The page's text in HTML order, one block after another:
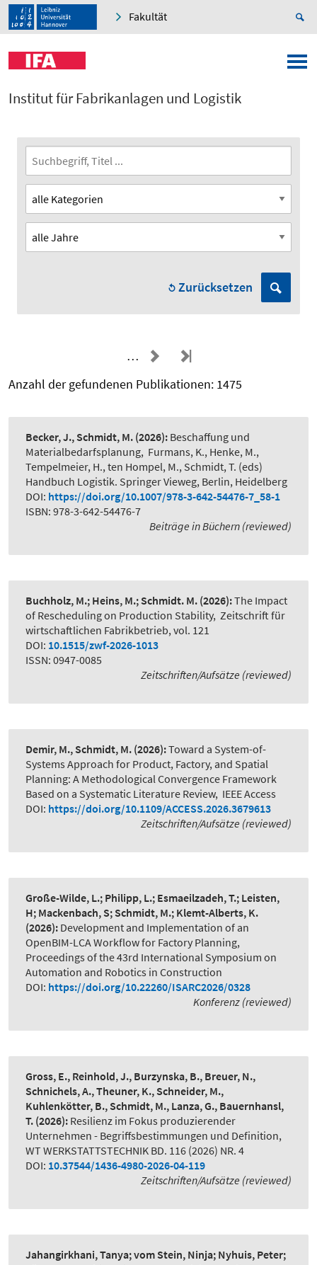
Fakultät
Institut für Fabrikanlagen und Logistik
Zurücksetzen
…
Anzahl der gefundenen Publikationen: 1475
Becker, J., Schmidt, M. (2026): Beschaffung und
Materialbedarfsplanung, Furmans, K., Henke, M.,
Tempelmeier, H., ten Hompel, M., Schmidt, T. (eds)
Handbuch Logistik. Springer Vieweg, Berlin, Heidelberg
DOI: https://doi.org/10.1007/978-3-642-54476-7_58-1
ISBN: 978-3-642-54476-7
Beiträge in Büchern (reviewed)
Buchholz, M.; Heins, M.; Schmidt. M. (2026):The Impact
of Rescheduling on Production Stability, Zeitschrift für
wirtschaftlichen Fabrikbetrieb, vol. 121
DOI: 10.1515/zwf-2026-1013
ISSN: 0947-0085
Zeitschriften/Aufsätze (reviewed)
Demir, M., Schmidt, M. (2026):Toward a System-of-
Systems Approach for Product, Factory, and Spatial
Planning: A Methodological Convergence Framework
Based on a Systematic Literature Review, IEEE Access
DOI: https://doi.org/10.1109/ACCESS.2026.3679613
Zeitschriften/Aufsätze (reviewed)
Große-Wilde, L.; Philipp, L.; Esmaeilzadeh, T.; Leisten,
H; Mackenbach, S; Schmidt, M.; Klemt-Alberts, K.
(2026): Development and Implementation of an
OpenBIM-LCA Workflow for Factory Planning,
Proceedings of the 43rd International Symposium on
Automation and Robotics in Construction
DOI: https://doi.org/10.22260/ISARC2026/0328
Konferenz (reviewed)
Gross, E., Reinhold, J., Burzynska, B., Breuer, N.,
Schnichels, A., Theuner, K., Schneider, M.,
Kuhlenkötter, B., Schmidt, M., Lanza, G., Bauernhansl,
T. (2026): Resilienz im Fokus produzierender
Unternehmen - Begriffsbestimmungen und Definition,
WT WERKSTATTSTECHNIK BD. 116 (2026) NR. 4
DOI: 10.37544/1436-4980-2026-04-119
Zeitschriften/Aufsätze (reviewed)
Jahangirkhani, Tanya; vom Stein, Ninja; Nyhuis, Peter;